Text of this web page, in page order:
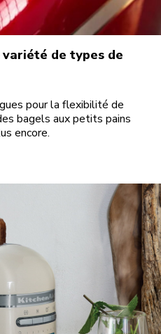
de types de
pour la flexibilité de
bagels aux petits pains
encore.